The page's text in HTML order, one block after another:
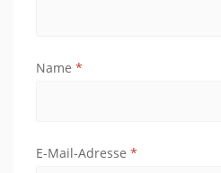
Name *
E-Mail-Adresse *